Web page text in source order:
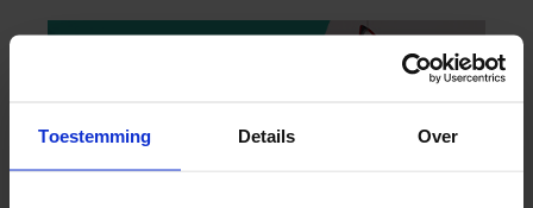
Toestemming Details Over
multiple